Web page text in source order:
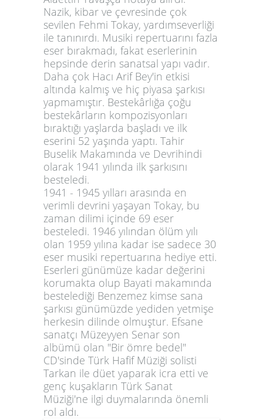
Nazik, kibar ve çevresinde çok
sevilen Fehmi Tokay, yardımseverliği
ile tanınırdı. Musiki repertuarını fazla
eser bırakmadı, fakat eserlerinin
hepsinde derin sanatsal yapı vadır.
Daha çok Hacı Arif Bey'in etkisi
altında kalmış ve hiç piyasa şarkısı
yapmamıştır. Bestekârlığa çoğu
bestekârların kompozisyonları
bıraktığı yaşlarda başladı ve ilk
eserini 52 yaşında yaptı. Tahir
Buselik Makamında ve Devrihindi
olarak 1941 yılında ilk şarkısını
besteledi.
1941 - 1945 yılları arasında en
verimli devrini yaşayan Tokay, bu
zaman dilimi içinde 69 eser
besteledi. 1946 yılından ölüm yılı
olan 1959 yılına kadar ise sadece 30
eser musiki repertuarına hediye etti.
Eserleri günümüze kadar değerini
korumakta olup Bayati makamında
bestelediği Benzemez kimse sana
şarkısı günümüzde yediden yetmişe
herkesin dilinde olmuştur. Efsane
sanatçı Müzeyyen Senar son
albümü olan "Bir ömre bedel"
CD'sinde Türk Hafif Müziği solisti
Tarkan ile düet yaparak icra etti ve
genç kuşakların Türk Sanat
Müziği'ne ilgi duymalarında önemli
rol aldı.